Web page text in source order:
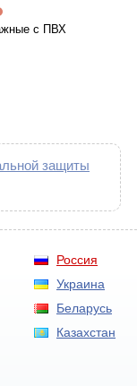
с ПВХ
защиты
Россия
Украина
Беларусь
Казахстан